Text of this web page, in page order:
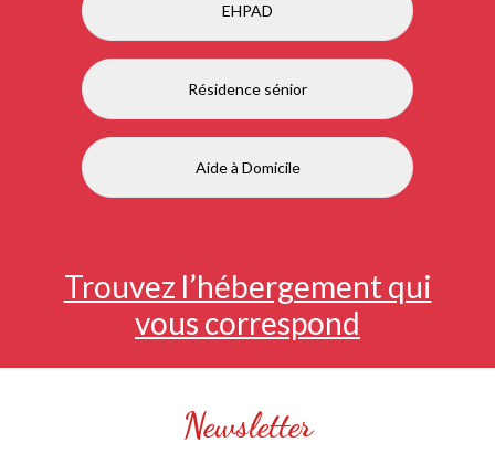
EHPAD
Résidence sénior
Aide à Domicile
Trouvez l’hébergement qui
vous correspond
Newsletter